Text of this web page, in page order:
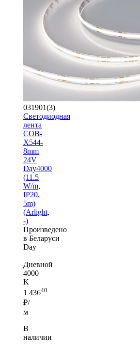
031901(3)
Светодиодная
лента
COB-
X544-
8mm
24V
Day4000
(11.5
W/m,
IP20,
5m)
(Arlight,
-)
Произведено
в Беларуси
Day
|
Дневной
4000
K
1 43640
₽/
м
В
наличии